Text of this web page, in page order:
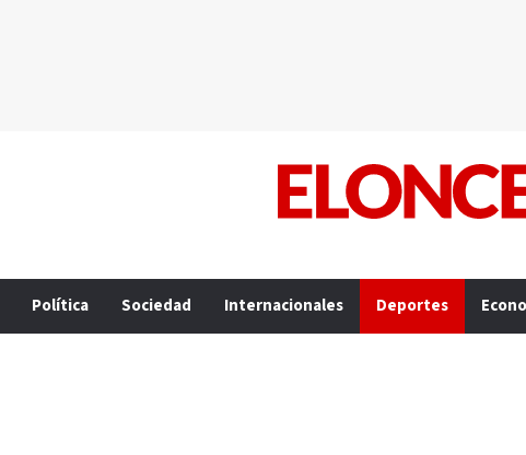
Política Sociedad Internacionales Deportes